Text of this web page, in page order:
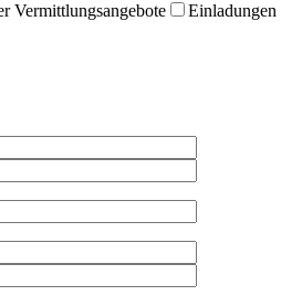
Vermittlungsangebote
Einladungen